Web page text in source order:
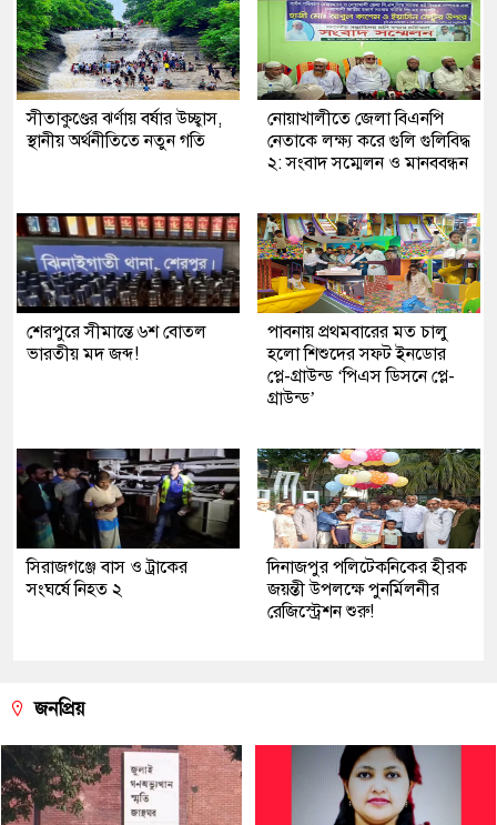
সীতাকুণ্ডের ঝর্ণায় বর্ষার উচ্ছ্বাস,
স্থানীয় অর্থনীতিতে নতুন গতি
নোয়াখালীতে জেলা বিএনপি
নেতাকে লক্ষ্য করে গুলি গুলিবিদ্ধ
২: সংবাদ সম্মেলন ও মানববন্ধন
শেরপুরে সীমান্তে ৬শ বোতল
ভারতীয় মদ জব্দ!
পাবনায় প্রথমবারের মত চালু
হলো শিশুদের সফট ইনডোর
প্লে-গ্রাউন্ড ‘পিএস ডিসনে প্লে-
গ্রাউন্ড’
সিরাজগঞ্জে বাস ও ট্রাকের
সংঘর্ষে নিহত ২
দিনাজপুর পলিটেকনিকের হীরক
জয়ন্তী উপলক্ষে পুনর্মিলনীর
রেজিস্ট্রেশন শুরু!
জনপ্রিয়